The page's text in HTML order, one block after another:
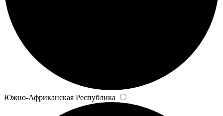
Южно-Африканская Республика